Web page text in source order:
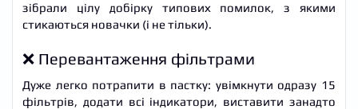
зібрали цілу добірку типових помилок, з якими
стикаються новачки (і не тільки).
❌ Перевантаження фільтрами
Дуже легко потрапити в пастку: увімкнути одразу 15
фільтрів, додати всі індикатори, виставити занадто